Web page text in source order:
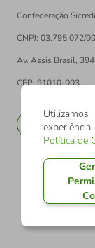
Confederação Sicredi
CNPJ: 03.795.072/
Av. Assis Brasil,
CEP: 91010-003
EN
Política de